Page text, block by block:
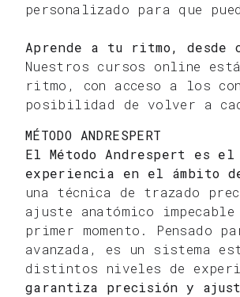
personalizado para que
Aprende a tu ritmo, desde
Nuestros cursos online
ritmo, con acceso a los
posibilidad de volver a
MÉTODO ANDRESPERT
El Método Andrespert es
experiencia en el ámbito
una técnica de trazado
ajuste anatómico
primer momento. Pensado
avanzada, es un sistema
distintos niveles de
garantiza precisión y